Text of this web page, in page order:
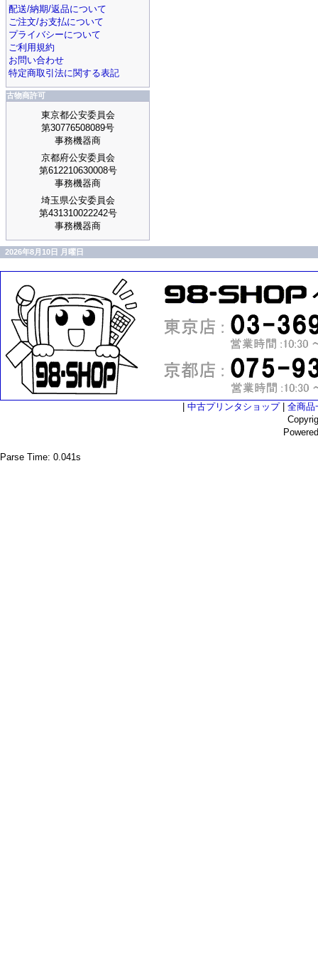
配送/納期/返品について
ご注文/お支払について
プライバシーについて
ご利用規約
お問い合わせ
特定商取引法に関する表記
古物商許可
東京都公安委員会
第30776508089号
事務機器商
京都府公安委員会
第612210630008号
事務機器商
埼玉県公安委員会
第431310022242号
事務機器商
2026年8月10日 月曜日
中古プリンタショップ| 全商品
Parse Time: 0.041s